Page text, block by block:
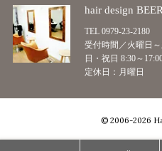
hair design
TEL 0979-23-2180
受付時間／火曜日～
日・祝日 8:30～
定休日：月曜日
© 2006-2026